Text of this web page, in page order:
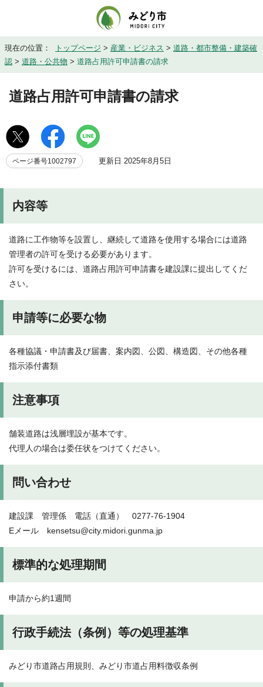
現在の位置： トップページ > 産業・ビジネス > 道路・都市整備・建築確
認 > 道路・公共物 > 道路占用許可申請書の請求
道路占用許可申請書の請求
ページ番号1002797 更新日 2025年8月5日
内容等
道路に工作物等を設置し、継続して道路を使用する場合には道路
管理者の許可を受ける必要があります。
許可を受けるには、道路占用許可申請書を建設課に提出してくだ
さい。
申請等に必要な物
各種協議・申請書及び届書、案内図、公図、構造図、その他各種
指示添付書類
注意事項
舗装道路は浅層埋設が基本です。
代理人の場合は委任状をつけてください。
問い合わせ
建設課 管理係 電話（直通） 0277-76-1904
Eメール kensetsu@city.midori.gunma.jp
標準的な処理期間
申請から約1週間
行政手続法（条例）等の処理基準
みどり市道路占用規則、みどり市道占用料徴収条例